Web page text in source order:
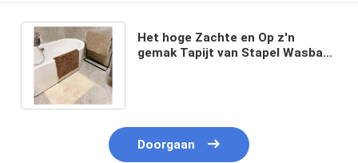
Het hoge Zachte en Op z'n
gemak Tapijt van Stapel Wasbare
Doorgaan